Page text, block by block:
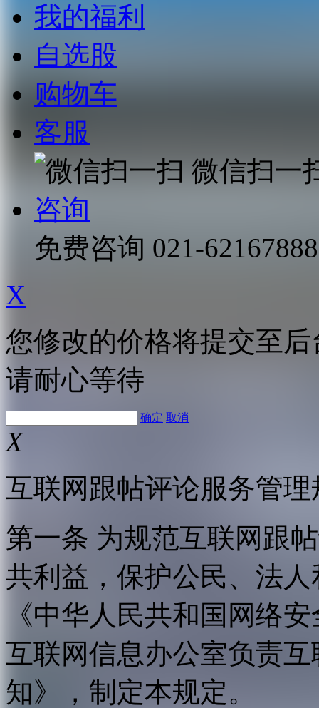
我的福利
自选股
购物车
客服
微信扫一
咨询
免费咨询 021-62167888
X
您修改的价格将提交至
请耐心等待
确定 取消
X
互联网跟帖评论服务管理
第一条 为规范互联网跟
共利益，保护公民、法
《中华人民共和国网络
互联网信息办公室负责
知》，制定本规定。